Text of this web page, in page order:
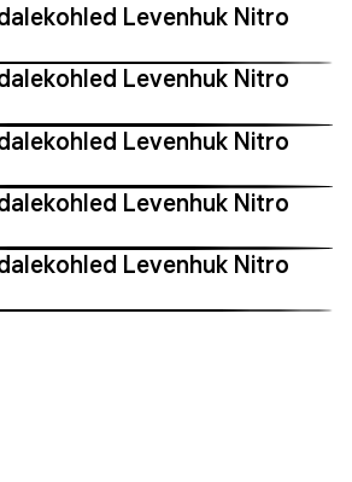
Levenhuk Nitro
Levenhuk Nitro
Levenhuk Nitro
Levenhuk Nitro
Levenhuk Nitro